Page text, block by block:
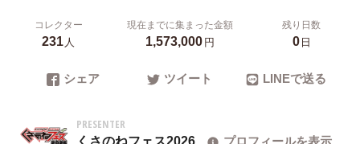
コレクター
231人
現在までに集まった金額
1,573,000円
残り日数
0日
シェア ツイート LINEで送る
PRESENTER